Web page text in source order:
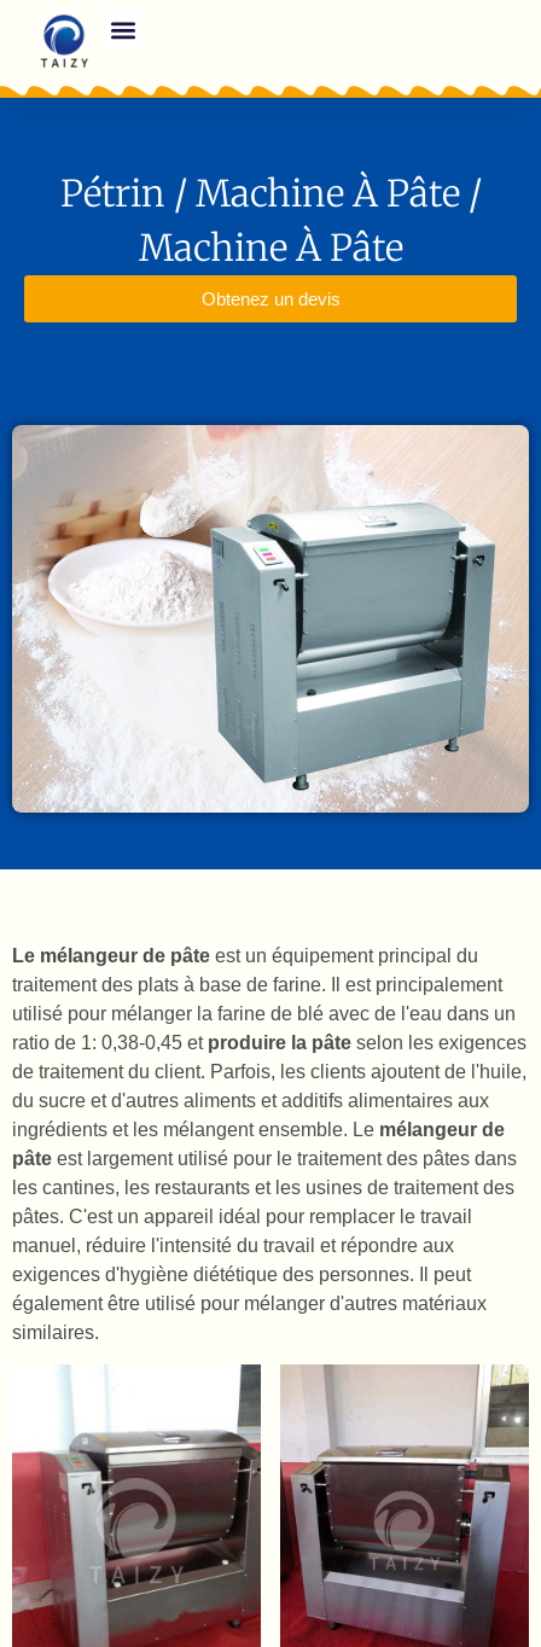
Pétrin / Machine À Pâte /
Machine À Pâte
Obtenez un devis
Le mélangeur de pâte est un équipement principal du
traitement des plats à base de farine. Il est principalement
utilisé pour mélanger la farine de blé avec de l'eau dans un
ratio de 1: 0,38-0,45 et produire la pâte selon les exigences
de traitement du client. Parfois, les clients ajoutent de l'huile,
du sucre et d'autres aliments et additifs alimentaires aux
ingrédients et les mélangent ensemble. Le mélangeur de
pâte est largement utilisé pour le traitement des pâtes dans
les cantines, les restaurants et les usines de traitement des
pâtes. C'est un appareil idéal pour remplacer le travail
manuel, réduire l'intensité du travail et répondre aux
exigences d'hygiène diététique des personnes. Il peut
également être utilisé pour mélanger d'autres matériaux
similaires.